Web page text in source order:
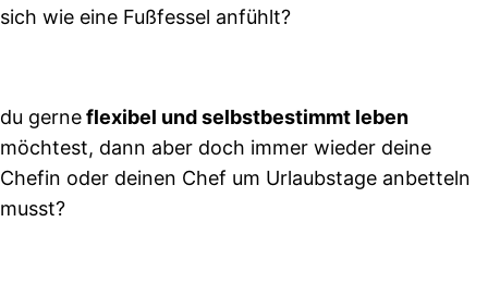
sich wie eine Fußfessel anfühlt?
du gerneflexibel und selbstbestimmt leben
möchtest, dann aber doch immer wieder deine
Chefin oder deinen Chef um Urlaubstage anbetteln
musst?